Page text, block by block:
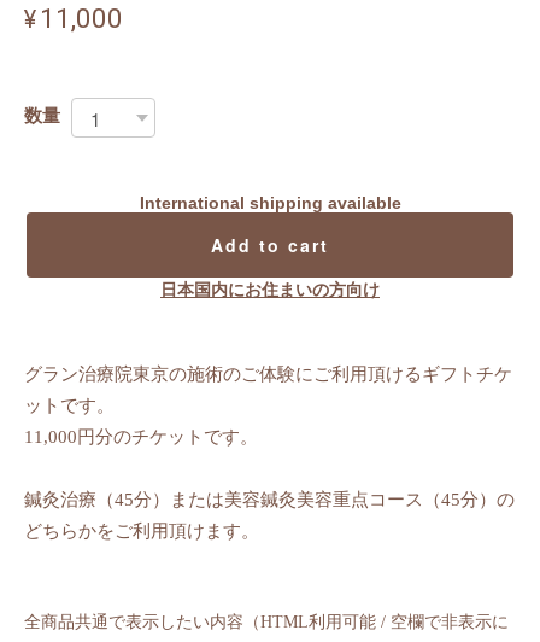
¥11,000
数量
International shipping available
Add to cart
日本国内にお住まいの方向け
グラン治療院東京の施術のご体験にご利用頂けるギフトチケ
ットです。
11,000円分のチケットです。
鍼灸治療（45分）または美容鍼灸美容重点コース（45分）の
どちらかをご利用頂けます。
全商品共通で表示したい内容（HTML利用可能 / 空欄で非表示に